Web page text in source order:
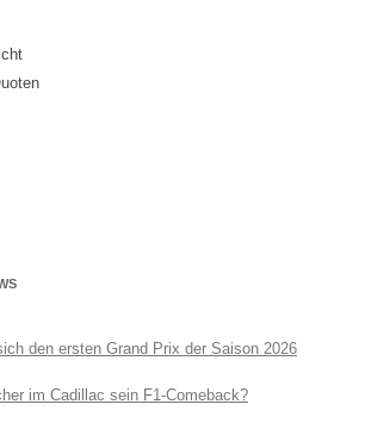
den ersten Grand Prix der Saison 2026
im Cadillac sein F1-Comeback?